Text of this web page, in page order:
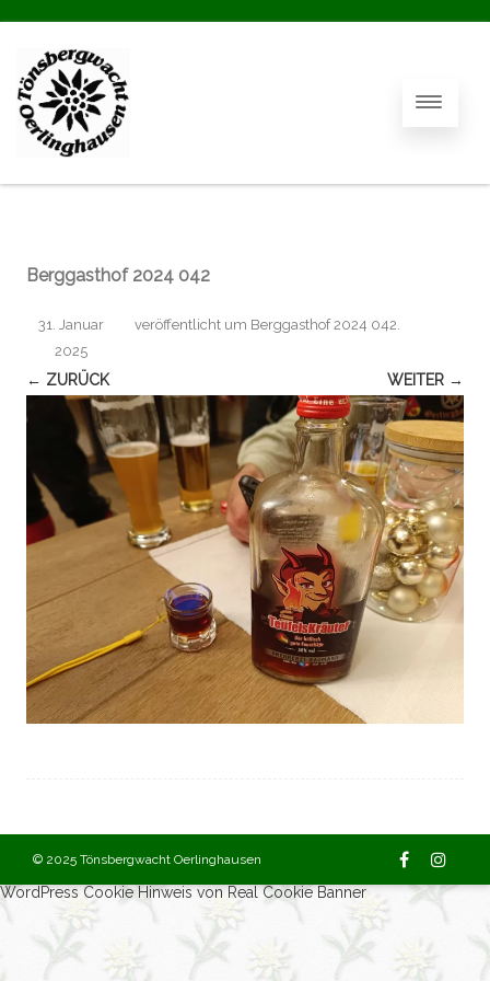
Berggasthof 2024 042
veröffentlicht
31. Januar
2025
um Berggasthof 2024 042.
← ZURÜCK WEITER →
© 2025 Tönsbergwacht Oerlinghausen
WordPress Cookie Hinweis von Real Cookie Banner